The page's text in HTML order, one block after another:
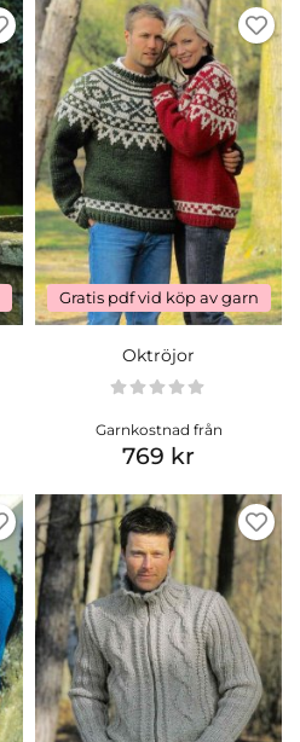
Gratis pdf vid köp av garn
Oktröjor
Garnkostnad från
769 kr